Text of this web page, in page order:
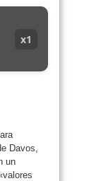
x1
Davos,
un